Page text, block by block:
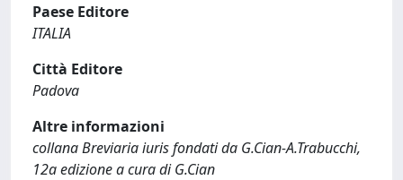
Paese Editore
ITALIA
Città Editore
Padova
Altre informazioni
collana Breviaria iuris fondati da G.Cian-A.Trabucchi,
12a edizione a cura di G.Cian